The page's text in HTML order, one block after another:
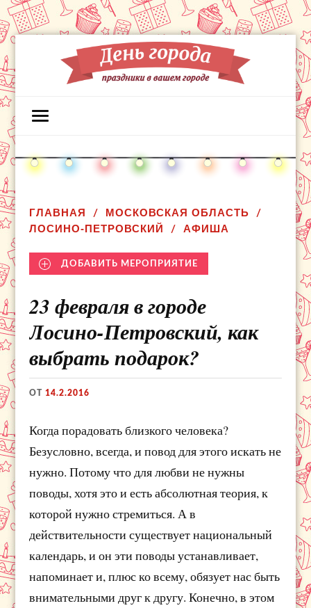
ГЛАВНАЯ
МОСКОВСКАЯ ОБЛАСТЬ
ЛОСИНО-ПЕТРОВСКИЙ
АФИША
ДОБАВИТЬ МЕРОПРИЯТИЕ
23 февраля в городе
Лосино-Петровский, как
выбрать подарок?
ОТ14.2.2016
Когда порадовать близкого человека?
Безусловно, всегда, и повод для этого искать не
нужно. Потому что для любви не нужны
поводы, хотя это и есть абсолютная теория, к
которой нужно стремиться. А в
действительности существует национальный
календарь, и он эти поводы устанавливает,
напоминает и, плюс ко всему, обязует нас быть
внимательными друг к другу. Конечно, в этом